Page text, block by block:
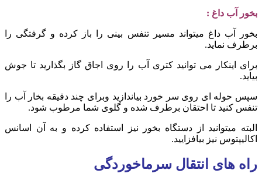
بخور آب داغ :
بخور آب داغ میتواند مسیر تنفس بینی را باز کرده و گرفتگی را
برطرف نماید.
برای اینکار می توانید کتری آب را روی اجاق گاز بگذارید تا جوش
بیاید.
سپس حوله ای روی سر خورد بیاندازید وبرای چند دقیقه بخار آب را
تنفس کنید تا احتقان برطرف شده و گلوی شما مرطوب شود.
البته میتوانید از دستگاه بخور نیز استفاده کرده و به آن اسانس
اکالیپتوس نیز بیافزایید.
راه های انتقال سرماخوردگی